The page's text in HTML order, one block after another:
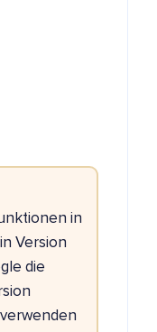
in
Version
die